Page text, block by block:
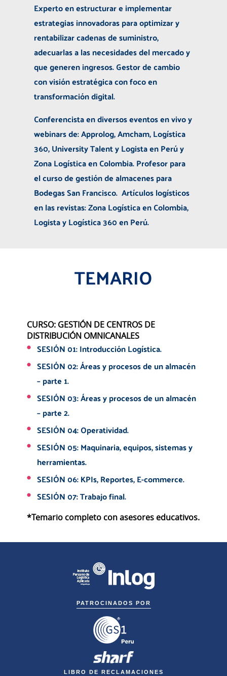
Experto en estructurar e implementar
estrategias innovadoras para optimizar y
rentabilizar cadenas de suministro,
adecuarlas a las necesidades del mercado y
que generen ingresos. Gestor de cambio
con visión estratégica con foco en
transformación digital.
Conferencista en diversos eventos en vivo y
webinars de: Approlog, Amcham, Logística
360, University Talent y Logista en Perú y
Zona Logística en Colombia.Profesor para
el curso de gestión de almacenes para
Bodegas San Francisco.Artículos logísticos
en las revistas: Zona Logística en Colombia,
Logista y Logística 360 en Perú.
TEMARIO
CURSO: GESTIÓN DE CENTROS DE
DISTRIBUCIÓN OMNICANALES
SESIÓN 01: Introducción Logística.
SESIÓN 02: Áreas y procesos de un almacén
– parte 1.
SESIÓN 03: Áreas y procesos de un almacén
– parte 2.
SESIÓN 04: Operatividad.
SESIÓN 05: Maquinaria, equipos, sistemas y
herramientas.
SESIÓN 06: KPIs, Reportes, E-commerce.
SESIÓN 07: Trabajo final.
*Temario completo con asesores educativos.
PATROCINADOS POR
LIBRO DE RECLAMACIONES